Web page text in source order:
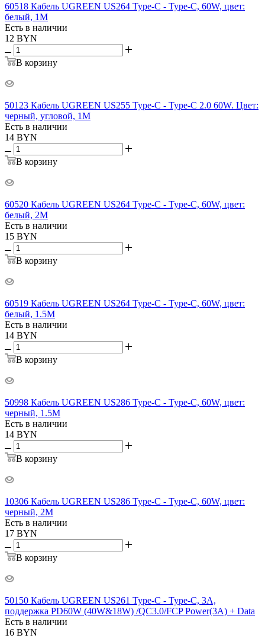
60518 Кабель UGREEN US264 Type-C - Type-C, 60W, цвет:
белый, 1M
Есть в наличии
12 BYN
В корзину
50123 Кабель UGREEN US255 Type-C - Type-C 2.0 60W. Цвет:
черный, угловой, 1М
Есть в наличии
14 BYN
В корзину
60520 Кабель UGREEN US264 Type-C - Type-C, 60W, цвет:
белый, 2M
Есть в наличии
15 BYN
В корзину
60519 Кабель UGREEN US264 Type-C - Type-C, 60W, цвет:
белый, 1.5M
Есть в наличии
14 BYN
В корзину
50998 Кабель UGREEN US286 Type-C - Type-C, 60W, цвет:
черный, 1.5M
Есть в наличии
14 BYN
В корзину
10306 Кабель UGREEN US286 Type-C - Type-C, 60W, цвет:
черный, 2M
Есть в наличии
17 BYN
В корзину
50150 Кабель UGREEN US261 Type-C - Type-C, 3A,
поддержка PD60W (40W&18W) /QC3.0/FCP Power(3A) + Data
Есть в наличии
16 BYN